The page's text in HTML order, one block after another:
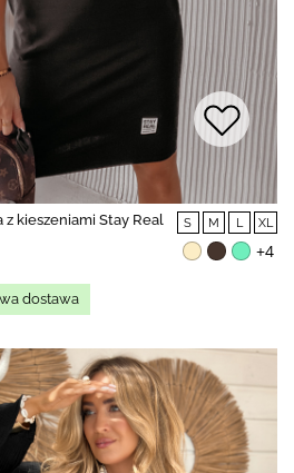
kieszeniami Stay Real
S M L XL
+4
dostawa